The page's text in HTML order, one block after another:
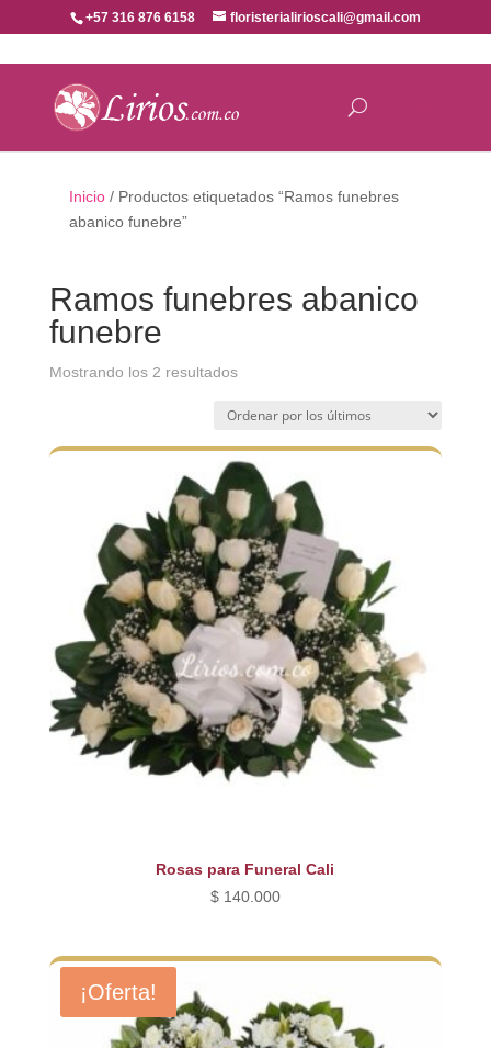
+57 316 876 6158 floristerialirioscali@gmail.com
Inicio/ Productos etiquetados “Ramos funebres
abanico funebre”
Ramos funebres abanico
funebre
Mostrando los 2 resultadosOrdenado
los
últimos
Rosas para Funeral Cali
$140.000
¡Oferta!